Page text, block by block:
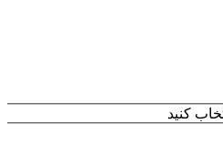
کنید